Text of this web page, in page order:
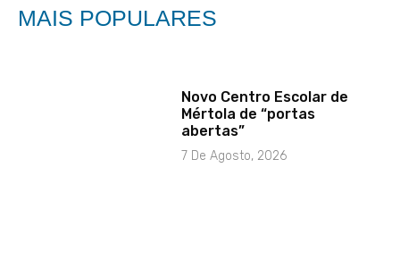
MAIS POPULARES
Novo Centro Escolar de
Mértola de “portas
abertas”
7 De Agosto, 2026